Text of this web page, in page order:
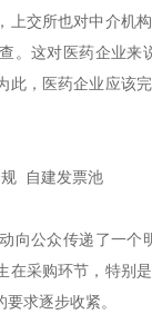
交所也对中介机
。这对医药企业
此，医药企业应该
自建发票池
向公众传递了一
采购环节，特别
求逐步收紧。